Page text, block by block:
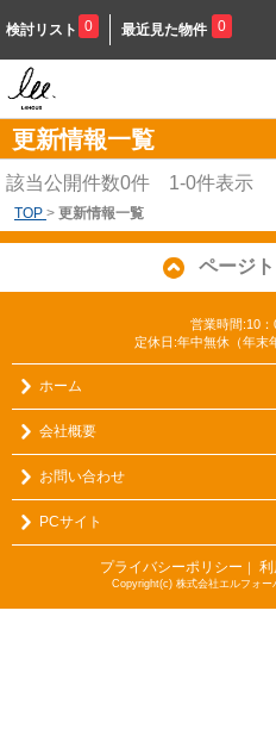
検討リスト 0 最近見た物件 0
更新情報一覧
該当公開件数0件 1-0件表示
TOP > 更新情報一覧
ページ
営業時間:10
定休日:年中無休（年末
ホーム
会社概要
お問い合わせ
PCサイト
プライバシーポリシー ｜ 利
Copyright(c) 株式会社エルフォ